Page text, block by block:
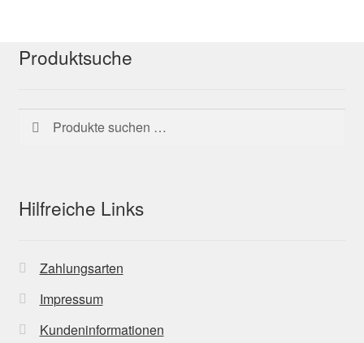
Produktsuche
Suchen
nach:
Suchen
Hilfreiche Links
Zahlungsarten
Impressum
Kundeninformationen